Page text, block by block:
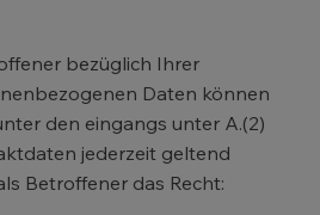
bezüglich Ihrer
Daten können
den eingangs unter A.(2)
jederzeit geltend
Betroffener das Recht: